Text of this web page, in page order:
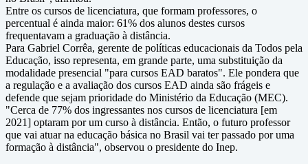
Entre os cursos de licenciatura, que formam professores, o
percentual é ainda maior: 61% dos alunos destes cursos
frequentavam a graduação à distância.
Para Gabriel Corrêa, gerente de políticas educacionais da Todos pela
Educação, isso representa, em grande parte, uma substituição da
modalidade presencial "para cursos EAD baratos". Ele pondera que
a regulação e a avaliação dos cursos EAD ainda são frágeis e
defende que sejam prioridade do Ministério da Educação (MEC).
"Cerca de 77% dos ingressantes nos cursos de licenciatura [em
2021] optaram por um curso à distância. Então, o futuro professor
que vai atuar na educação básica no Brasil vai ter passado por uma
formação à distância", observou o presidente do Inep.